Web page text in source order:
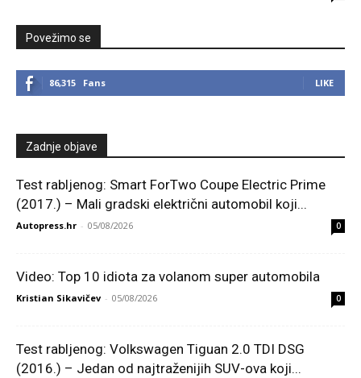
Povežimo se
86,315 Fans LIKE
Zadnje objave
Test rabljenog: Smart ForTwo Coupe Electric Prime
(2017.) – Mali gradski električni automobil koji...
Autopress.hr - 05/08/2026 0
Video: Top 10 idiota za volanom super automobila
Kristian Sikavičev - 05/08/2026 0
Test rabljenog: Volkswagen Tiguan 2.0 TDI DSG
(2016.) – Jedan od najtraženijih SUV-ova koji...